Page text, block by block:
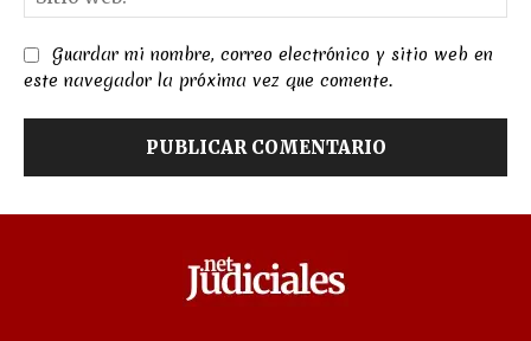
Guardar mi nombre, correo electrónico y sitio web en
este navegador la próxima vez que comente.